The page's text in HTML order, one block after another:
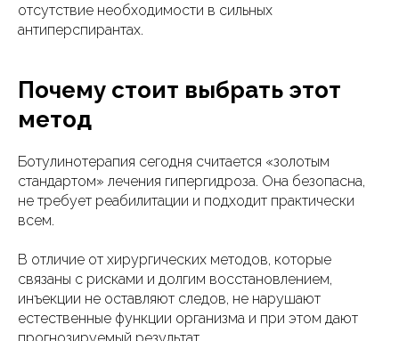
отсутствие необходимости в сильных
антиперспирантах.
Почему стоит выбрать этот
метод
Ботулинотерапия сегодня считается «золотым
стандартом» лечения гипергидроза. Она безопасна,
не требует реабилитации и подходит практически
всем.
В отличие от хирургических методов, которые
связаны с рисками и долгим восстановлением,
инъекции не оставляют следов, не нарушают
естественные функции организма и при этом дают